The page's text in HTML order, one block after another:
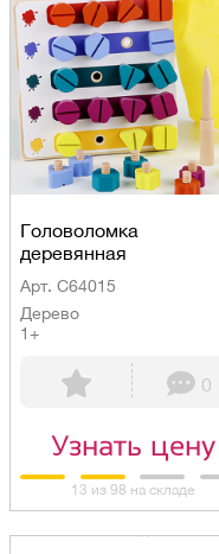
Головоломка
деревянная
Арт. C64015
Дерево
1+
0
Узнать цену
13 из 98 на складе